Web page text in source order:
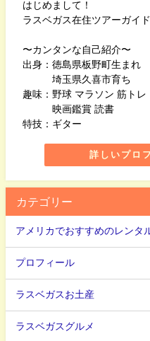
はじめまして！
ラスベガス在住ツアーガイ
〜カンタンな自己紹介〜
出身：徳島県板野町生まれ
埼玉県久喜市育ち
趣味：野球 マラソン 筋トレ
映画鑑賞 読書
特技：ギター
詳しいプロ
カテゴリー
アメリカでおすすめのレンタ
プロフィール
ラスベガスお土産
ラスベガスグルメ